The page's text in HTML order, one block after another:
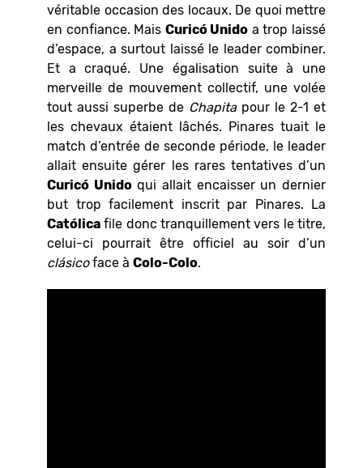
véritable occasion des locaux. De quoi mettre
en confiance. Mais Curicó Unido a trop laissé
d’espace, a surtout laissé le leader combiner.
Et a craqué. Une égalisation suite à une
merveille de mouvement collectif, une volée
tout aussi superbe de Chapitapour le 2-1 et
les chevaux étaient lâchés. Pinares tuait le
match d’entrée de seconde période, le leader
allait ensuite gérer les rares tentatives d’un
Curicó Unidoqui allait encaisser un dernier
but trop facilement inscrit par Pinares. La
Católica file donc tranquillement vers le titre,
celui-ci pourrait être officiel au soir d’un
clásicoface à Colo-Colo.